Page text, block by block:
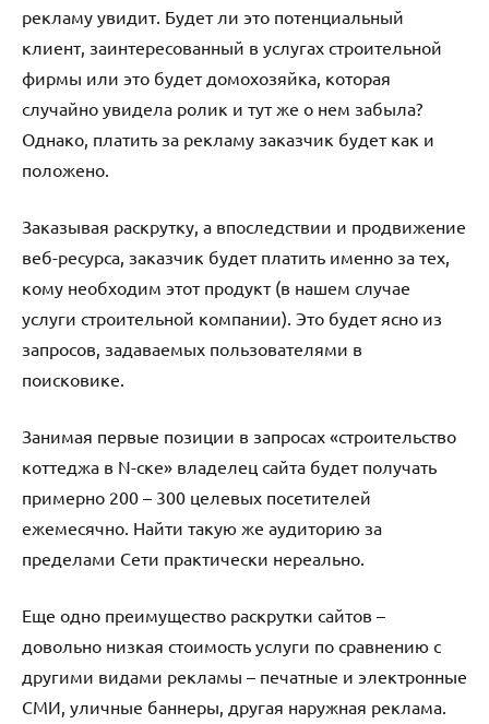
рекламу увидит. Будет ли это потенциальный
клиент, заинтересованный в услугах строительной
фирмы или это будет домохозяйка, которая
случайно увидела ролик и тут же о нем забыла?
Однако, платить за рекламу заказчик будет как и
положено.
Заказывая раскрутку, а впоследствии и продвижение
веб-ресурса, заказчик будет платить именно за тех,
кому необходим этот продукт (в нашем случае
услуги строительной компании). Это будет ясно из
запросов, задаваемых пользователями в
поисковике.
Занимая первые позиции в запросах «строительство
коттеджа в N-ске» владелец сайта будет получать
примерно 200 – 300 целевых посетителей
ежемесячно. Найти такую же аудиторию за
пределами Сети практически нереально.
Еще одно преимущество раскрутки сайтов –
довольно низкая стоимость услуги по сравнению с
другими видами рекламы – печатные и электронные
СМИ, уличные баннеры, другая наружная реклама.